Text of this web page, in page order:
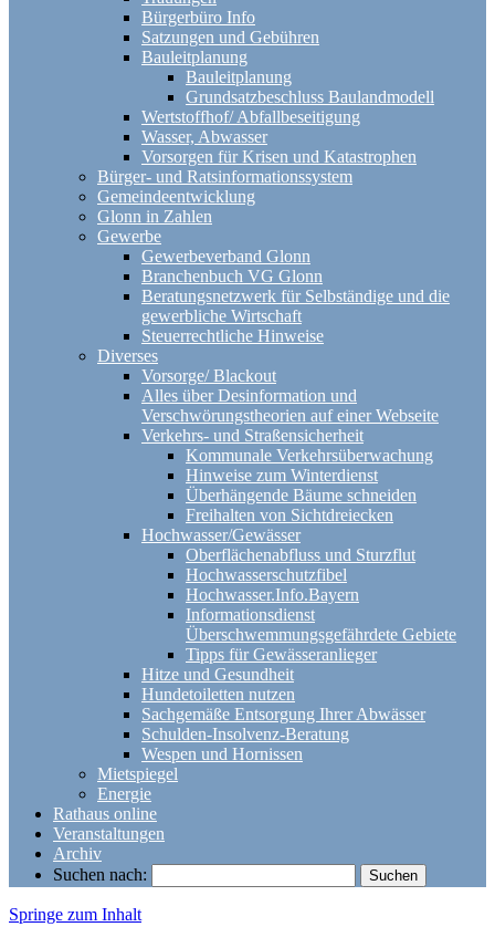
Bürgerbüro Info
Satzungen und Gebühren
Bauleitplanung
Bauleitplanung
Grundsatzbeschluss Baulandmodell
Wertstoffhof/ Abfallbeseitigung
Wasser, Abwasser
Vorsorgen für Krisen und Katastrophen
Bürger- und Ratsinformationssystem
Gemeindeentwicklung
Glonn in Zahlen
Gewerbe
Gewerbeverband Glonn
Branchenbuch VG Glonn
Beratungsnetzwerk für Selbständige und die
gewerbliche Wirtschaft
Steuerrechtliche Hinweise
Diverses
Vorsorge/ Blackout
Alles über Desinformation und
Verschwörungstheorien auf einer Webseite
Verkehrs- und Straßensicherheit
Kommunale Verkehrsüberwachung
Hinweise zum Winterdienst
Überhängende Bäume schneiden
Freihalten von Sichtdreiecken
Hochwasser/Gewässer
Oberflächenabfluss und Sturzflut
Hochwasserschutzfibel
Hochwasser.Info.Bayern
Informationsdienst
Überschwemmungsgefährdete Gebiete
Tipps für Gewässeranlieger
Hitze und Gesundheit
Hundetoiletten nutzen
Sachgemäße Entsorgung Ihrer Abwässer
Schulden-Insolvenz-Beratung
Wespen und Hornissen
Mietspiegel
Energie
Rathaus online
Veranstaltungen
Archiv
Suchen nach:
Springe zum Inhalt